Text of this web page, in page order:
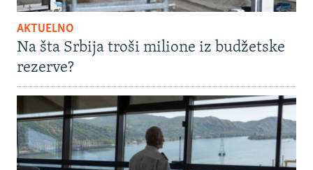
AKTUELNO
Na šta Srbija troši milione iz budžetske
rezerve?